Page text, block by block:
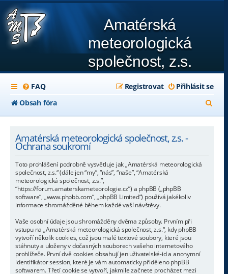
Amatérská
meteorologická
společnost, z.s.
FAQ Přihlásit se
Registrovat
Obsah fóra
l
Amatérská meteorologická společnost, z.s. -
Ochrana soukromí
Toto prohlášení podrobně vysvětluje jak „Amatérská meteorologická
společnost, z.s.“ (dále jen “my”, “nás”, “naše”, “Amatérská
meteorologická společnost, z.s.”,
“https://forum.amaterskameteorologie.cz”) a phpBB („phpBB
software“, „www.phpbb.com“, „phpBB Limited“) používá jakékoliv
informace shromážděné během každé vaší návštěvy.
Vaše osobní údaje jsou shromážděny dvěma způsoby. Prvním při
vstupu na „Amatérská meteorologická společnost, z.s.“, kdy phpBB
vytvoří několik cookies, což jsou malé textové soubory, které jsou
stáhnuty a uloženy v dočasných souborech vašeho internetového
prohlížeče. První dvě cookies obsahují jen uživatelské-id a anonymní
identifikátor session, které je vám automaticky přiděleno phpBB
softwarem. Třetí cookie se vytvoří, jakmile začnete procházet mezi